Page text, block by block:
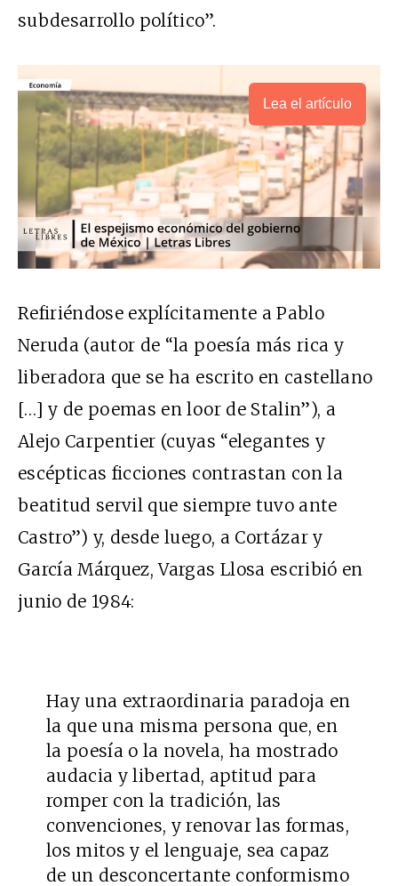
subdesarrollo político”.
Lea el artículo
Refiriéndose explícitamente a Pablo
Neruda (autor de “la poesía más rica y
liberadora que se ha escrito en castellano
[…] y de poemas en loor de Stalin”), a
Alejo Carpentier (cuyas “elegantes y
escépticas ficciones contrastan con la
beatitud servil que siempre tuvo ante
Castro”) y, desde luego, a Cortázar y
García Márquez, Vargas Llosa escribió en
junio de 1984:
Hay una extraordinaria paradoja en
la que una misma persona que, en
la poesía o la novela, ha mostrado
audacia y libertad, aptitud para
romper con la tradición, las
convenciones, y renovar las formas,
los mitos y el lenguaje, sea capaz
de un desconcertante conformismo